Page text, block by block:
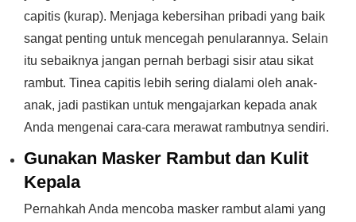
capitis (kurap). Menjaga kebersihan pribadi yang baik
sangat penting untuk mencegah penularannya. Selain
itu sebaiknya jangan pernah berbagi sisir atau sikat
rambut. Tinea capitis lebih sering dialami oleh anak-
anak, jadi pastikan untuk mengajarkan kepada anak
Anda mengenai cara-cara merawat rambutnya sendiri.
Gunakan Masker Rambut dan Kulit
Kepala
Pernahkah Anda mencoba masker rambut alami yang